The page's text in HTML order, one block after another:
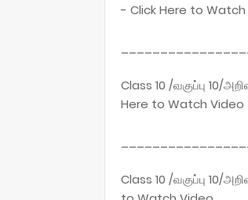
- Click Here to
Class 10 /வகுப்பு 10/
Here to Watch Video
Class 10 /வகுப்பு 10/